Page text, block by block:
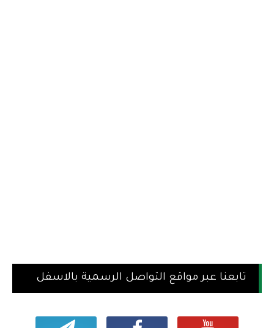
تابعنا عبر مواقع التواصل الرسمية بالاسفل